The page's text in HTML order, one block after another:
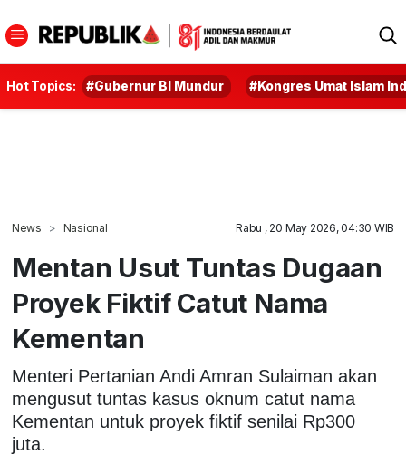
Hot Topics: #Gubernur BI Mundur #Kongres Umat Islam
News Nasional Rabu , 20 May 2026, 04:30 WIB
Mentan Usut Tuntas Dugaan
Proyek Fiktif Catut Nama
Kementan
Menteri Pertanian Andi Amran Sulaiman akan
mengusut tuntas kasus oknum catut nama
Kementan untuk proyek fiktif senilai Rp300
juta.